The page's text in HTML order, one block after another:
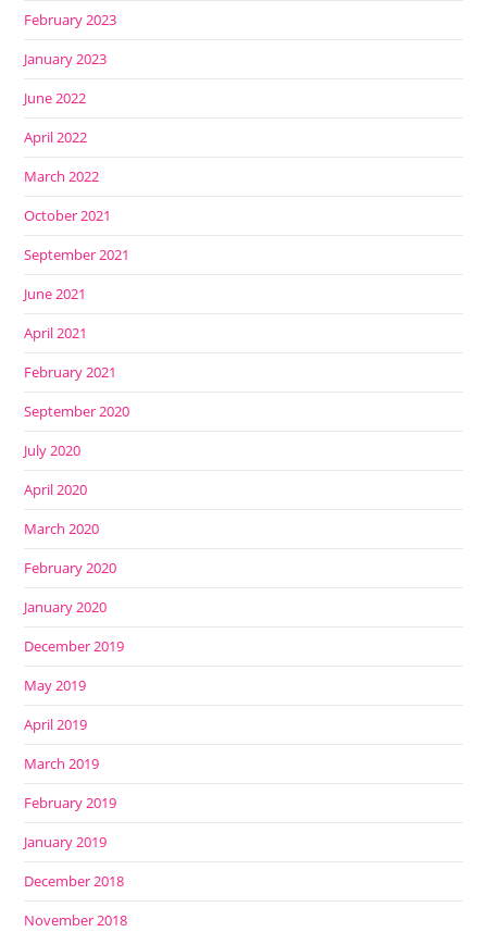
February 2023
January 2023
June 2022
April 2022
March 2022
October 2021
September 2021
June 2021
April 2021
February 2021
September 2020
July 2020
April 2020
March 2020
February 2020
January 2020
December 2019
May 2019
April 2019
March 2019
February 2019
January 2019
December 2018
November 2018